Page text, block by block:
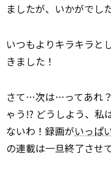
ましたが、いかがでし
いつもよりキラキラと
きました！
さて…次は…ってあれ
ゃう!? どうしよう、私
ないわ！録画がいっぱ
の連載は一旦終了させ